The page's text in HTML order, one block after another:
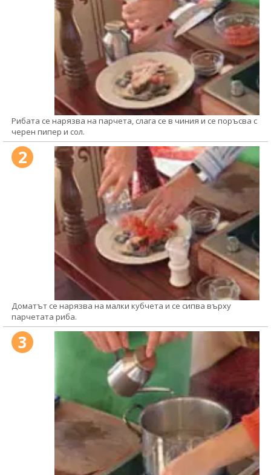
Рибата се нарязва на парчета, слага се в чиния и се поръсва с
черен пипер и сол.
2
Доматът се нарязва на малки кубчета и се сипва върху
парчетата риба.
3